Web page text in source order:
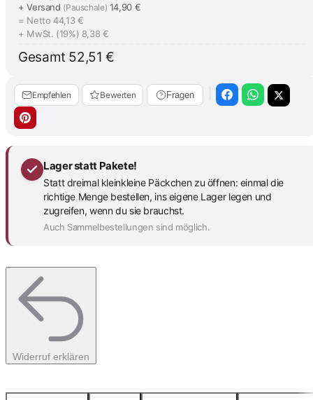
+ Versand (Pauschale) 14,90 €
= Netto 44,13 €
+ MwSt. (19%) 8,38 €
Gesamt 52,51 €
Empfehlen Bewerten Fragen
Lager statt Pakete!
Statt dreimal kleinkleine Päckchen zu öffnen: einmal die
richtige Menge bestellen, ins eigene Lager legen und
zugreifen, wenn du sie brauchst.
Auch Sammelbestellungen sind möglich.
Widerruf erklären